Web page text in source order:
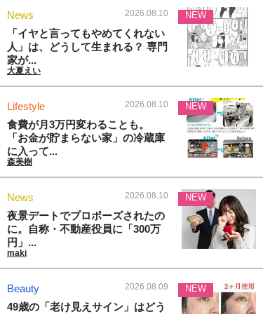
News 2026.08.10
「イヤと言ってもやめてくれない
人」は、どうして生まれる？ 専門
家が...
大夏えい
NEW
Lifestyle 2026.08.10
食費が月3万円変わることも。
「お金が貯まらない家」の冷蔵庫
に入って...
森美樹
NEW
News 2026.08.10
夜景デートでプロポーズされたの
に。自称・不動産役員に「300万
円」...
maki
NEW
Beauty 2026.08.09
49歳の「老け見えサイン」はどう
NEW